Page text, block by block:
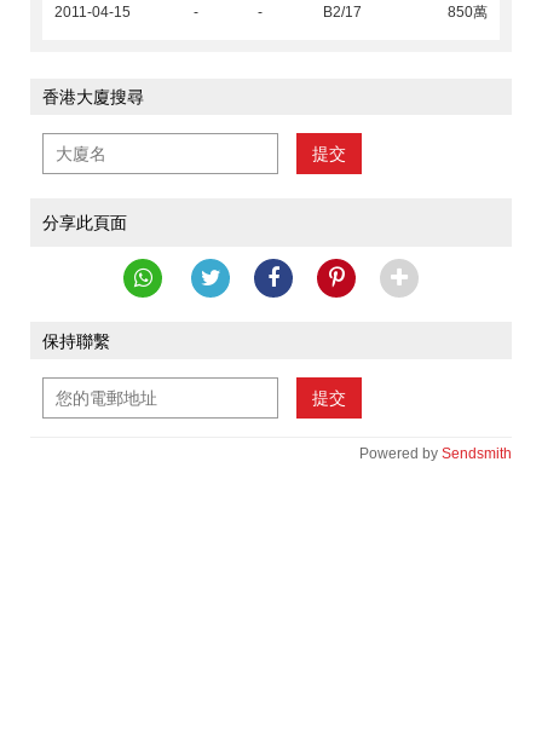
2011-04-15 - - B2/17 850萬
香港大廈搜尋
提交
分享此頁面
保持聯繫
提交
Powered by Sendsmith